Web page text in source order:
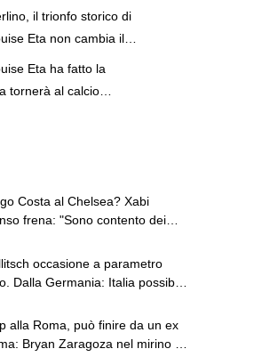
posto di Eta
il trionfo storico di
Eta non cambia il
Eta ha fatto la
tornerà al calcio
Costa al Chelsea? Xabi
frena: "Sono contento dei
occasione a parametro
Dalla Germania: Italia possibile
alla Roma, può finire da un ex
Bryan Zaragoza nel mirino di